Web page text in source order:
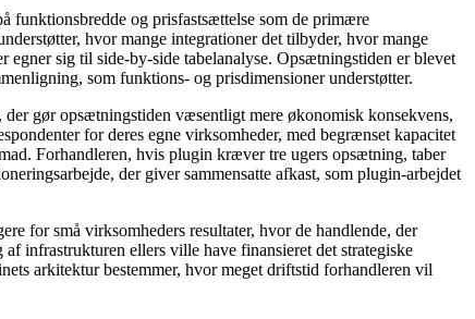
funktionsbredde og prisfastsættelse som de primære
hvor mange integrationer det tilbyder, hvor mange
sig til side-by-side tabelanalyse. Opsætningstiden er blevet
som funktions- og prisdimensioner understøtter.
gør opsætningstiden væsentligt mere økonomisk konsekvens,
for deres egne virksomheder, med begrænset kapacitet
Forhandleren, hvis plugin kræver tre ugers opsætning, taber
der giver sammensatte afkast, som plugin-arbejdet
for små virksomheders resultater, hvor de handlende, der
infrastrukturen ellers ville have finansieret det strategiske
arkitektur bestemmer, hvor meget driftstid forhandleren vil